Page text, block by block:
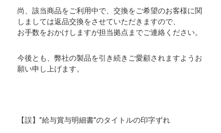
尚、該当商品をご利用中で、交換をご希望のお客様に関
しましては返品交換をさせていただきますので、
お手数をおかけしますが担当拠点までご連絡ください。
今後とも、弊社の製品を引き続きご愛顧されますようお
願い申し上げます。
【誤】”給与賞与明細書”のタイトルの印字ずれ